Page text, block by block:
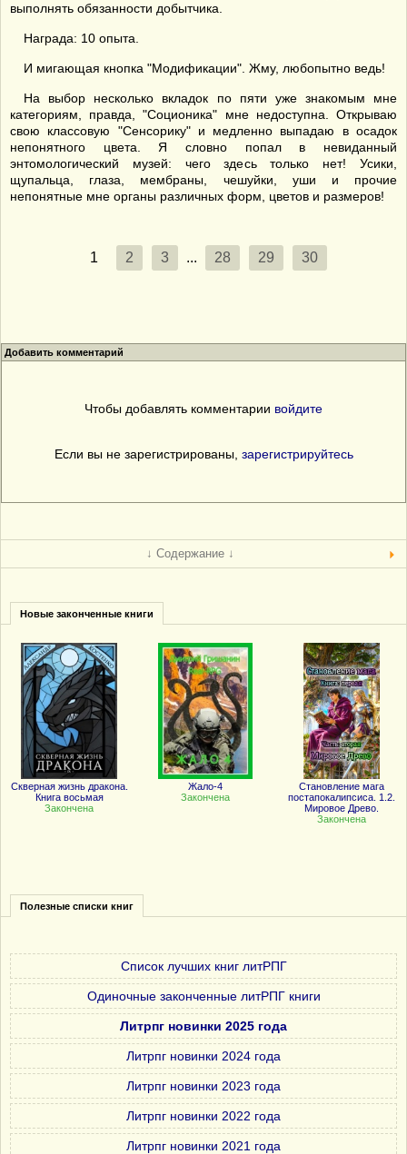
выполнять обязанности добытчика.
Награда: 10 опыта.
И мигающая кнопка "Модификации". Жму, любопытно ведь!
На выбор несколько вкладок по пяти уже знакомым мне
категориям, правда, "Соционика" мне недоступна. Открываю
свою классовую "Сенсорику" и медленно выпадаю в осадок
непонятного цвета. Я словно попал в невиданный
энтомологический музей: чего здесь только нет! Усики,
щупальца, глаза, мембраны, чешуйки, уши и прочие
непонятные мне органы различных форм, цветов и размеров!
1 2 3 ... 28 29 30
Добавить комментарий
Чтобы добавлять комментарии войдите
Если вы не зарегистрированы, зарегистрируйтесь
↓ Содержание ↓
Новые законченные книги
Скверная жизнь дракона.
Книга восьмая
Закончена
Жало-4
Закончена
Становление мага
постапокалипсиса. 1.2.
Мировое Древо.
Закончена
Полезные списки книг
Список лучших книг литРПГ
Одиночные законченные литРПГ книги
Литрпг новинки 2025 года
Литрпг новинки 2024 года
Литрпг новинки 2023 года
Литрпг новинки 2022 года
Литрпг новинки 2021 года